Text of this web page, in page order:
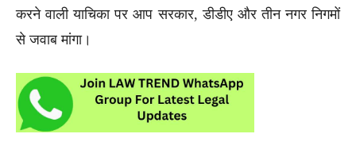
करने वाली याचिका पर आप सरकार, डीडीए और तीन नगर निगमों
से जवाब मांगा।